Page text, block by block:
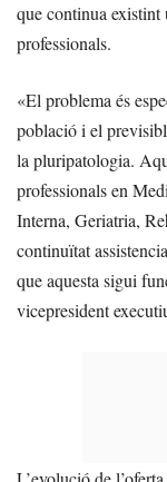
que continua
professionals.
«El problema és
població i el
la pluripatologia.
professionals en
Interna, Geriatria,
continuïtat
que aquesta sigui
vicepresident